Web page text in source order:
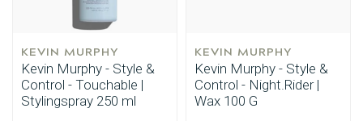
KEVIN MURPHY
Kevin Murphy - Style &
Control - Touchable |
Stylingspray 250 ml
KEVIN MURPHY
Kevin Murphy - Style &
Control - Night.Rider |
Wax 100 G